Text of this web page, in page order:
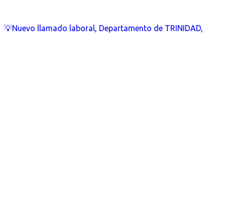
💡Nuevo llamado laboral, Departamento de TRINIDAD,